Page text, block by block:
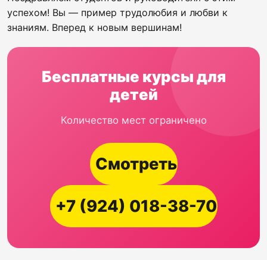
успехом! Вы — пример трудолюбия и любви к
знаниям. Вперед к новым вершинам!
Бесплатные курсы для
детей
Количество мест ограничено
Смотреть
+7 (924) 018-38-70